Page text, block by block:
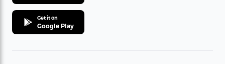
Get it on
Google Play